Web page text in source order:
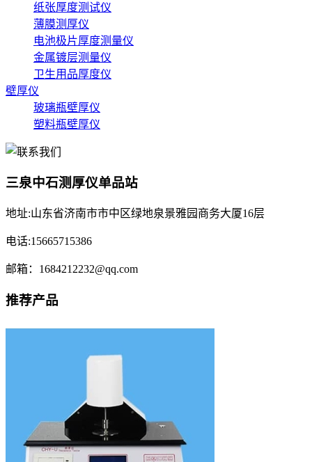
纸张厚度测试仪
薄膜测厚仪
电池极片厚度测量仪
金属镀层测量仪
卫生用品厚度仪
壁厚仪
玻璃瓶壁厚仪
塑料瓶壁厚仪
三泉中石测厚仪单品站
地址:山东省济南市市中区绿地泉景雅园商务大厦16层
电话:15665715386
邮箱：1684212232@qq.com
推荐产品